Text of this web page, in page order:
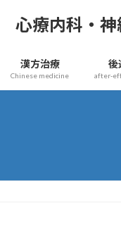
心療内科・神
漢方治療
Chinese medicine
後
after-